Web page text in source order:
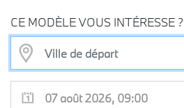
CE MODÈLE VOUS INTÉRESSE